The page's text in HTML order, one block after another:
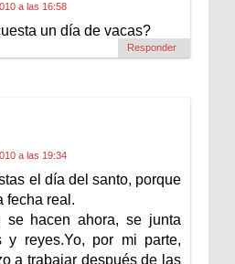
a las 16:58
un día de vacas?
Responder
a las 19:34
el día del santo, porque
fecha real.
se hacen ahora, se junta
y reyes.Yo, por mi parte,
a trabajar después de las